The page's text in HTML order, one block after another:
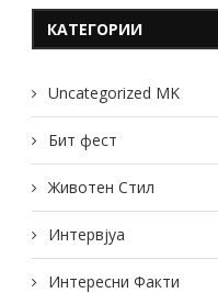
КАТЕГОРИИ
Uncategorized MK
Бит фест
Животен Стил
Интервјуа
Интересни Факти